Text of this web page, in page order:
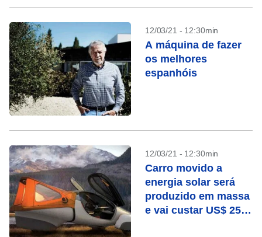
12/03/21 - 12:30min
A máquina de fazer
os melhores
espanhóis
12/03/21 - 12:30min
Carro movido a
energia solar será
produzido em massa
e vai custar US$ 25